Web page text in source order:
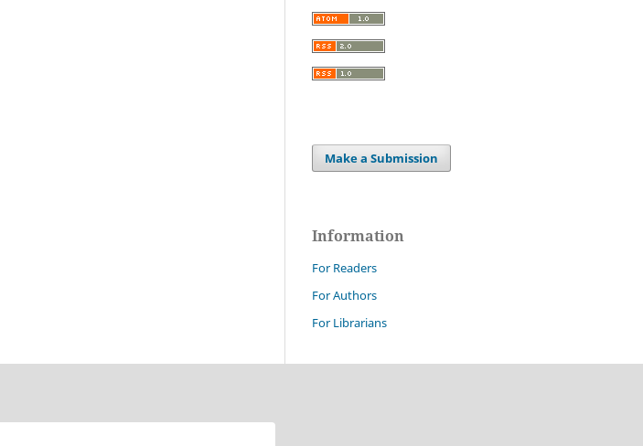
Make a Submission
Information
For Readers
For Authors
For Librarians